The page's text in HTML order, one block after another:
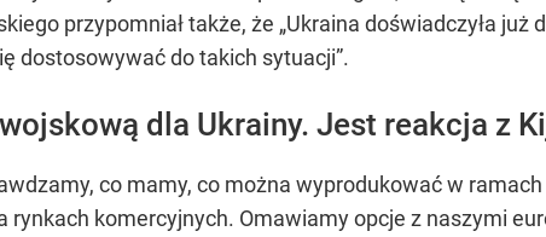
przypomniał także, że „Ukraina doświadczyła już
dostosowywać do takich sytuacji”.
dla Ukrainy. Jest reakcja z
co mamy, co można wyprodukować w
komercyjnych. Omawiamy opcje z naszymi